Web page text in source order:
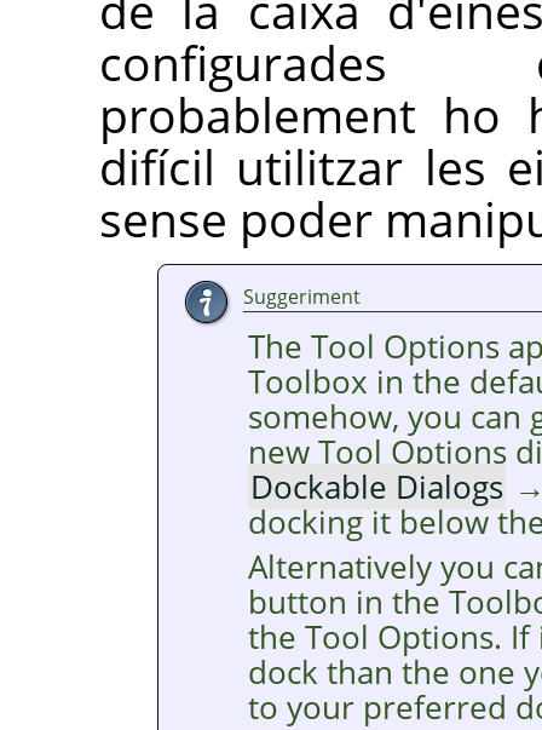
configurades
probablement ho
difícil utilitzar les
sense poder
Suggeriment
The Tool Options
Toolbox in the
somehow, you can
new Tool Options
Dockable Dialogs
docking it below
Alternatively you
button in the
the Tool Options.
dock than the one
to your preferred